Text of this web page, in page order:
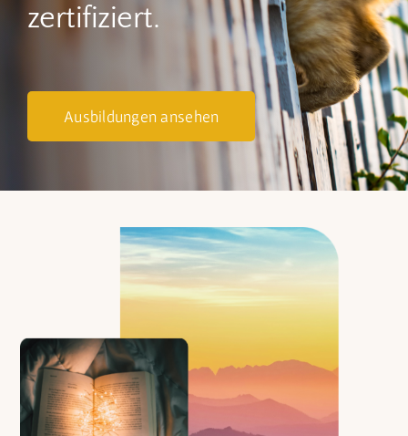
zertifiziert.
Ausbildungen ansehen